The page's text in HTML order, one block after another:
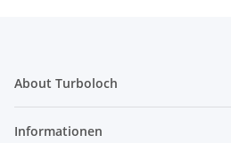
About Turboloch
Informationen